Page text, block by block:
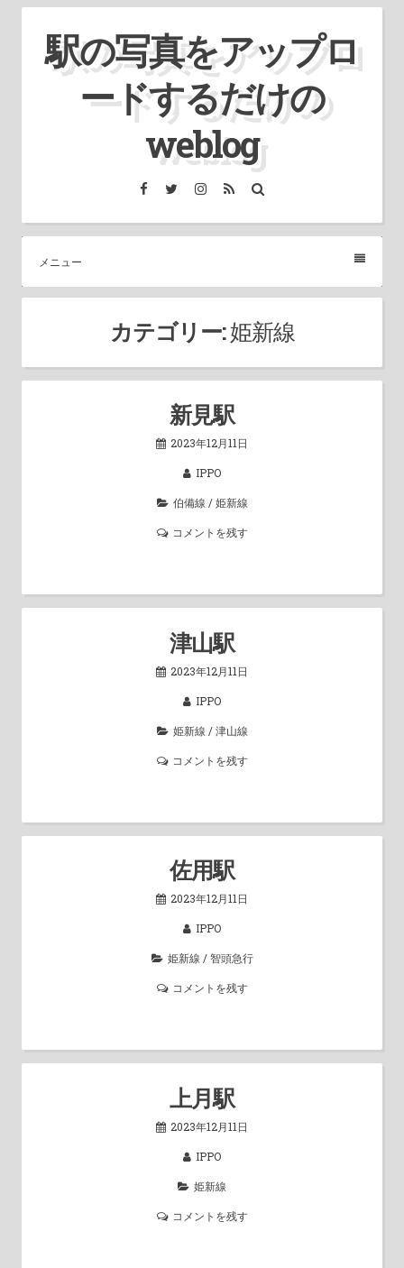
ッ
駅の写真をアップロ
ードするだけの
weblog
Facebook
TwitterInstagram
RSS
メニュー
カテゴリー:姫新線
新見駅
2023年12月11日
IPPO
伯備線 /姫新線
コメントを残す
津山駅
2023年12月11日
IPPO
姫新線 /津山線
コメントを残す
佐用駅
2023年12月11日
IPPO
姫新線 /智頭急行
コメントを残す
上月駅
2023年12月11日
IPPO
姫新線
コメントを残す